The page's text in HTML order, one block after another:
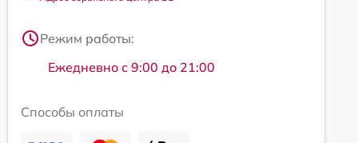
Режим работы:
Ежедневно с 9:00 до 21:00
Способы оплаты